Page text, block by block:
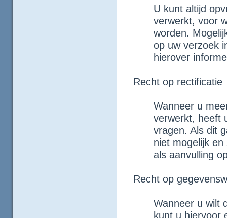
U kunt altijd
verwerkt, voor
worden.
op uw verzoek
hierover
Recht op rectificatie
Wanneer u
verwerkt, heeft
vragen. Als dit
niet mogelijk
als aanvulling
Recht op
Wanneer u wilt
kunt u hiervoor